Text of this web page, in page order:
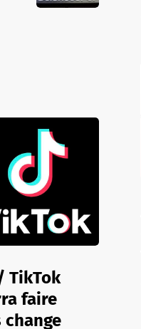
TikTok
faire